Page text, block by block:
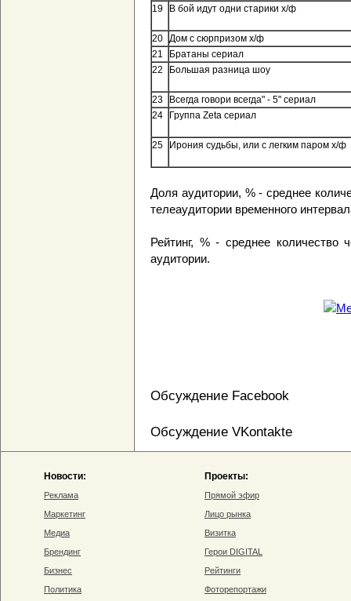
19
В бой идут одни старики х/ф
20 Дом с сюрпризом х/ф
21
Братаны сериал
22
Большая разница шоу
23
Всегда говори всегда" - 5" сериал
24
Группа Zeta сериал
25 Ирония судьбы, или с легким паром х/ф
Доля аудитории, % - среднее
телеаудитории временного
Рейтинг, % - среднее
аудитории.
Обсуждение Facebook
Обсуждение VKontakte
Новости:
Реклама
Маркетинг
Медиа
Брендинг
Бизнес
Политика
Проекты:
Прямой эфир
Лицо рынка
Визитка
Герои DIGITAL
Рейтинги
Фоторепортажи